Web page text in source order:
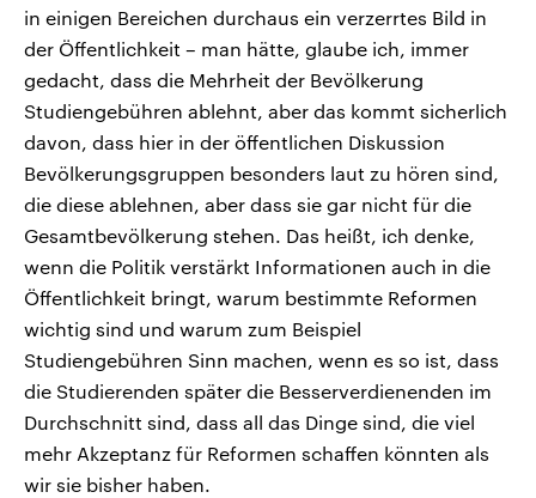
in einigen Bereichen durchaus ein verzerrtes Bild in
der Öffentlichkeit – man hätte, glaube ich, immer
gedacht, dass die Mehrheit der Bevölkerung
Studiengebühren ablehnt, aber das kommt sicherlich
davon, dass hier in der öffentlichen Diskussion
Bevölkerungsgruppen besonders laut zu hören sind,
die diese ablehnen, aber dass sie gar nicht für die
Gesamtbevölkerung stehen. Das heißt, ich denke,
wenn die Politik verstärkt Informationen auch in die
Öffentlichkeit bringt, warum bestimmte Reformen
wichtig sind und warum zum Beispiel
Studiengebühren Sinn machen, wenn es so ist, dass
die Studierenden später die Besserverdienenden im
Durchschnitt sind, dass all das Dinge sind, die viel
mehr Akzeptanz für Reformen schaffen könnten als
wir sie bisher haben.